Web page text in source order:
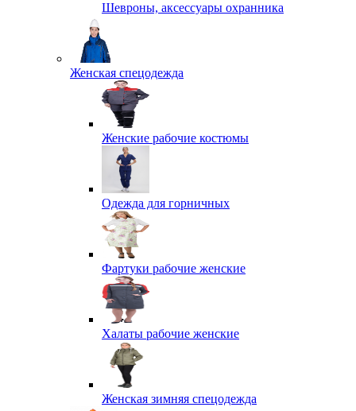
Шевроны, аксессуары охранника
Женская спецодежда
Женские рабочие костюмы
Одежда для горничных
Фартуки рабочие женские
Халаты рабочие женские
Женская зимняя спецодежда